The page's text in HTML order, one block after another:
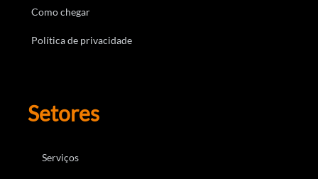
Como chegar
Política de privacidade
Setores
Serviços